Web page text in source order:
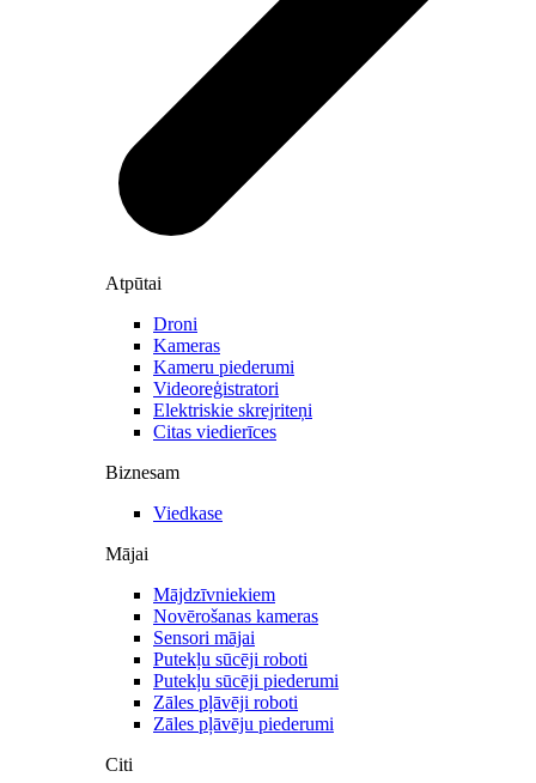
Atpūtai
Droni
Kameras
Kameru piederumi
Videoreģistratori
Elektriskie skrejriteņi
Citas viedierīces
Biznesam
Viedkase
Mājai
Mājdzīvniekiem
Novērošanas kameras
Sensori mājai
Putekļu sūcēji roboti
Putekļu sūcēji piederumi
Zāles pļāvēji roboti
Zāles pļāvēju piederumi
Citi